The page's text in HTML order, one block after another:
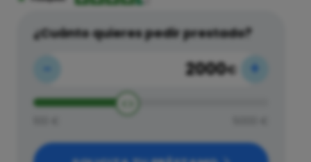
¿Cuánto quieres pedir prestado?
€ +